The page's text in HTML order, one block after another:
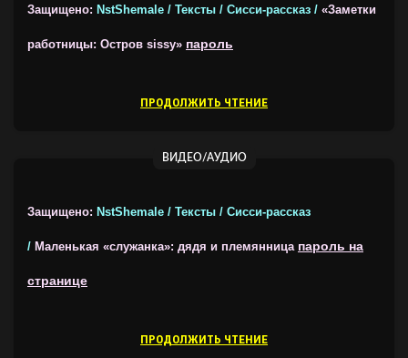
Защищено: NstShemale / Тексты / Сисси-рассказ / «Заметки
работницы: Остров sissy» пароль
ПРОДОЛЖИТЬ ЧТЕНИЕ
ВИДЕО/АУДИО
Защищено: NstShemale / Тексты / Сисси-рассказ
/ Маленькая «служанка»: дядя и племянница пароль на
странице
ПРОДОЛЖИТЬ ЧТЕНИЕ